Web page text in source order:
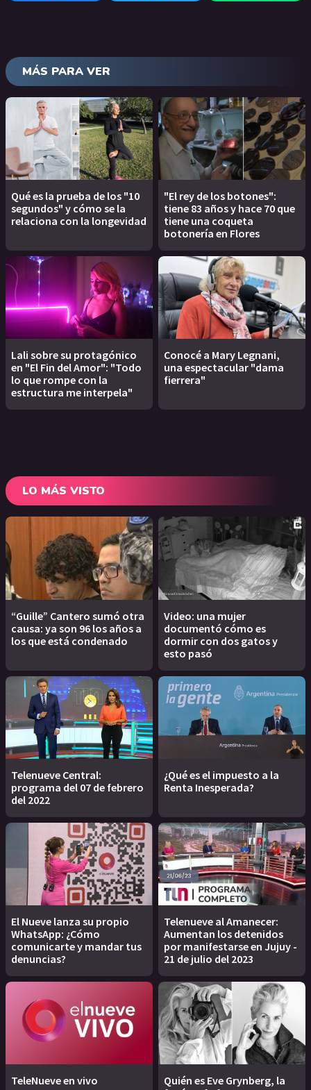
MÁS PARA VER
Qué es la prueba de los "10
segundos" y cómo se la
relaciona con la longevidad
"El rey de los botones":
tiene 83 años y hace 70 que
tiene una coqueta
botonería en Flores
Lali sobre su protagónico
en "El Fin del Amor": "Todo
lo que rompe con la
estructura me interpela"
Conocé a Mary Legnani,
una espectacular "dama
fierrera"
LO MÁS VISTO
“Guille” Cantero sumó otra
causa: ya son 96 los años a
los que está condenado
Video: una mujer
documentó cómo es
dormir con dos gatos y
esto pasó
Telenueve Central:
programa del 07 de febrero
del 2022
¿Qué es el impuesto a la
Renta Inesperada?
El Nueve lanza su propio
WhatsApp: ¿Cómo
comunicarte y mandar tus
denuncias?
Telenueve al Amanecer:
Aumentan los detenidos
por manifestarse en Jujuy -
21 de julio del 2023
TeleNueve en vivo
Quién es Eve Grynberg, la